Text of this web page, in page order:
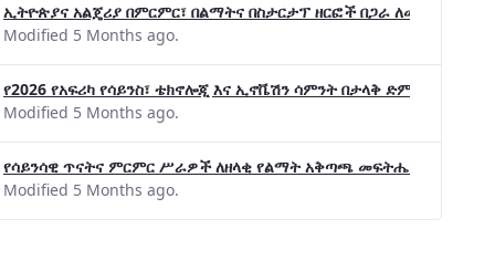
አጋሮች በአባልነት የየያዘ የኢኖቬሽን፣የዲጅታል ኢኮኖሚ እና
የኢንፎርሜሽን ቴክኖሎጂ የጋራ ግብረሃይል ተቋቋመ
ኢትዮጵያና አልጄሪያ በምርምር፣ በልማትና በስታርታፕ ዘርፎች በጋራ ለመስራት መከሩ፡፡
Modified 5 Months ago.
የ2026 የአፍሪካ የሳይንስ፣ ቴክኖሎጂ እና ኢኖቬሽን ሳምንት በታላቅ ድምቀት
Modified 5 Months ago.
የሳይንሳዊ ጥናትና ምርምር ሥራዎች ለዘላቂ የልማት አቅጣጫ መፍትሔ ጠቋሚ
Modified 5 Months ago.